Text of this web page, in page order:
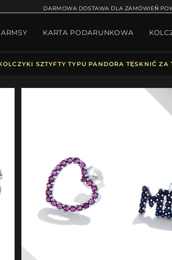
DARMOWA DOSTAWA DLA ZAMÓWIEŃ
GORĄCA SPRZEDAŻ BRANSOLETKA NA
KARTA PODARUNKOWA
SZTYFTY TYPU PANDORA TĘSKNIĆ ZA